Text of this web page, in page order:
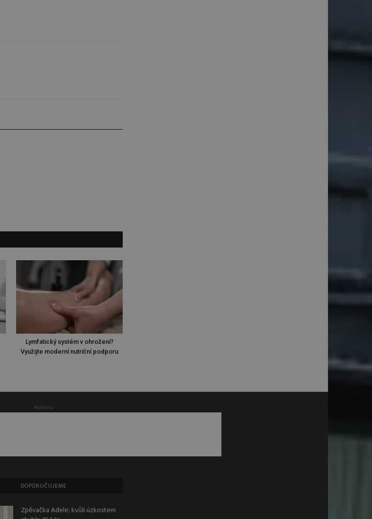
Lymfatický systém v ohrožení?
Využijte moderní nutriční podporu
Reklama
DOPORUČUJEME
Zpěvačka Adele: kvůli úzkostem